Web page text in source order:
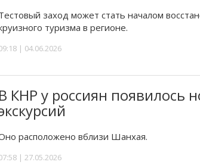
заход может стать началом
туризма в регионе.
| 04.06.2026
В КНР у россиян появилось
расположено вблизи Шанхая.
| 27.05.2026